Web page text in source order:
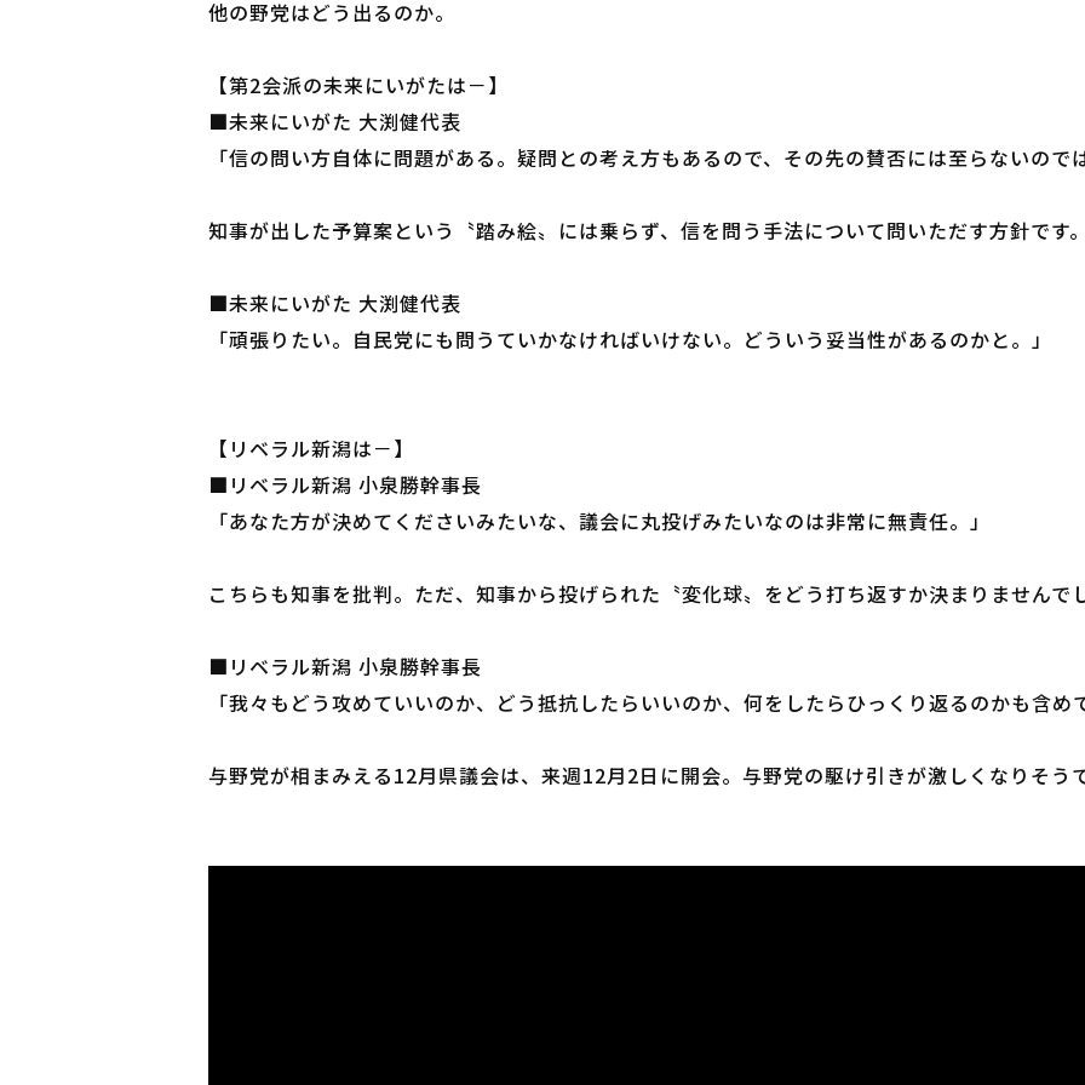
他の野党はどう出るのか。
【第2会派の未来にいがたは－】
■未来にいがた 大渕健代表
「信の問い方自体に問題がある。疑問との考え方もあるので、その先の賛否には至らないので
知事が出した予算案という〝踏み絵〟には乗らず、信を問う手法について問いただす方針です。
■未来にいがた 大渕健代表
「頑張りたい。自民党にも問うていかなければいけない。どういう妥当性があるのかと。」
【リベラル新潟は－】
■リベラル新潟 小泉勝幹事長
「あなた方が決めてくださいみたいな、議会に丸投げみたいなのは非常に無責任。」
こちらも知事を批判。ただ、知事から投げられた〝変化球〟をどう打ち返すか決まりませんで
■リベラル新潟 小泉勝幹事長
「我々もどう攻めていいのか、どう抵抗したらいいのか、何をしたらひっくり返るのかも含め
与野党が相まみえる12月県議会は、来週12月2日に開会。与野党の駆け引きが激しくなりそうで